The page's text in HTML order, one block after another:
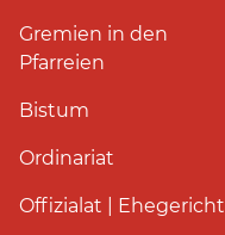
Gremien in den
Pfarreien
Bistum
Ordinariat
Offizialat | Ehegericht